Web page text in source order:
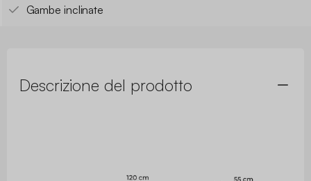
Gambe inclinate
Descrizione del prodotto